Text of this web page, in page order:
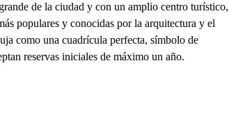
de la ciudad y con un amplio centro turístico,
populares y conocidas por la arquitectura y el
como una cuadrícula perfecta, símbolo de
reservas iniciales de máximo un año.